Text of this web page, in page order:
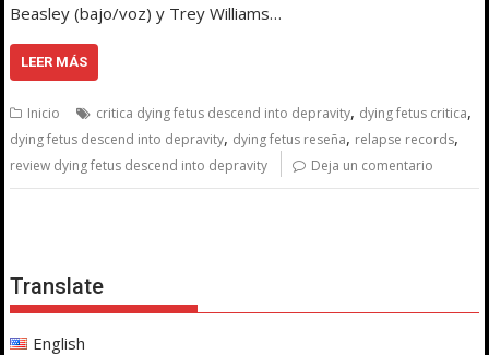
Beasley (bajo/voz) y Trey Williams…
LEER MÁS
Inicio critica dying fetus descend into depravity, dying fetus critica,
dying fetus descend into depravity, dying fetus reseña, relapse records,
review dying fetus descend into depravity Deja un comentario
Translate
English